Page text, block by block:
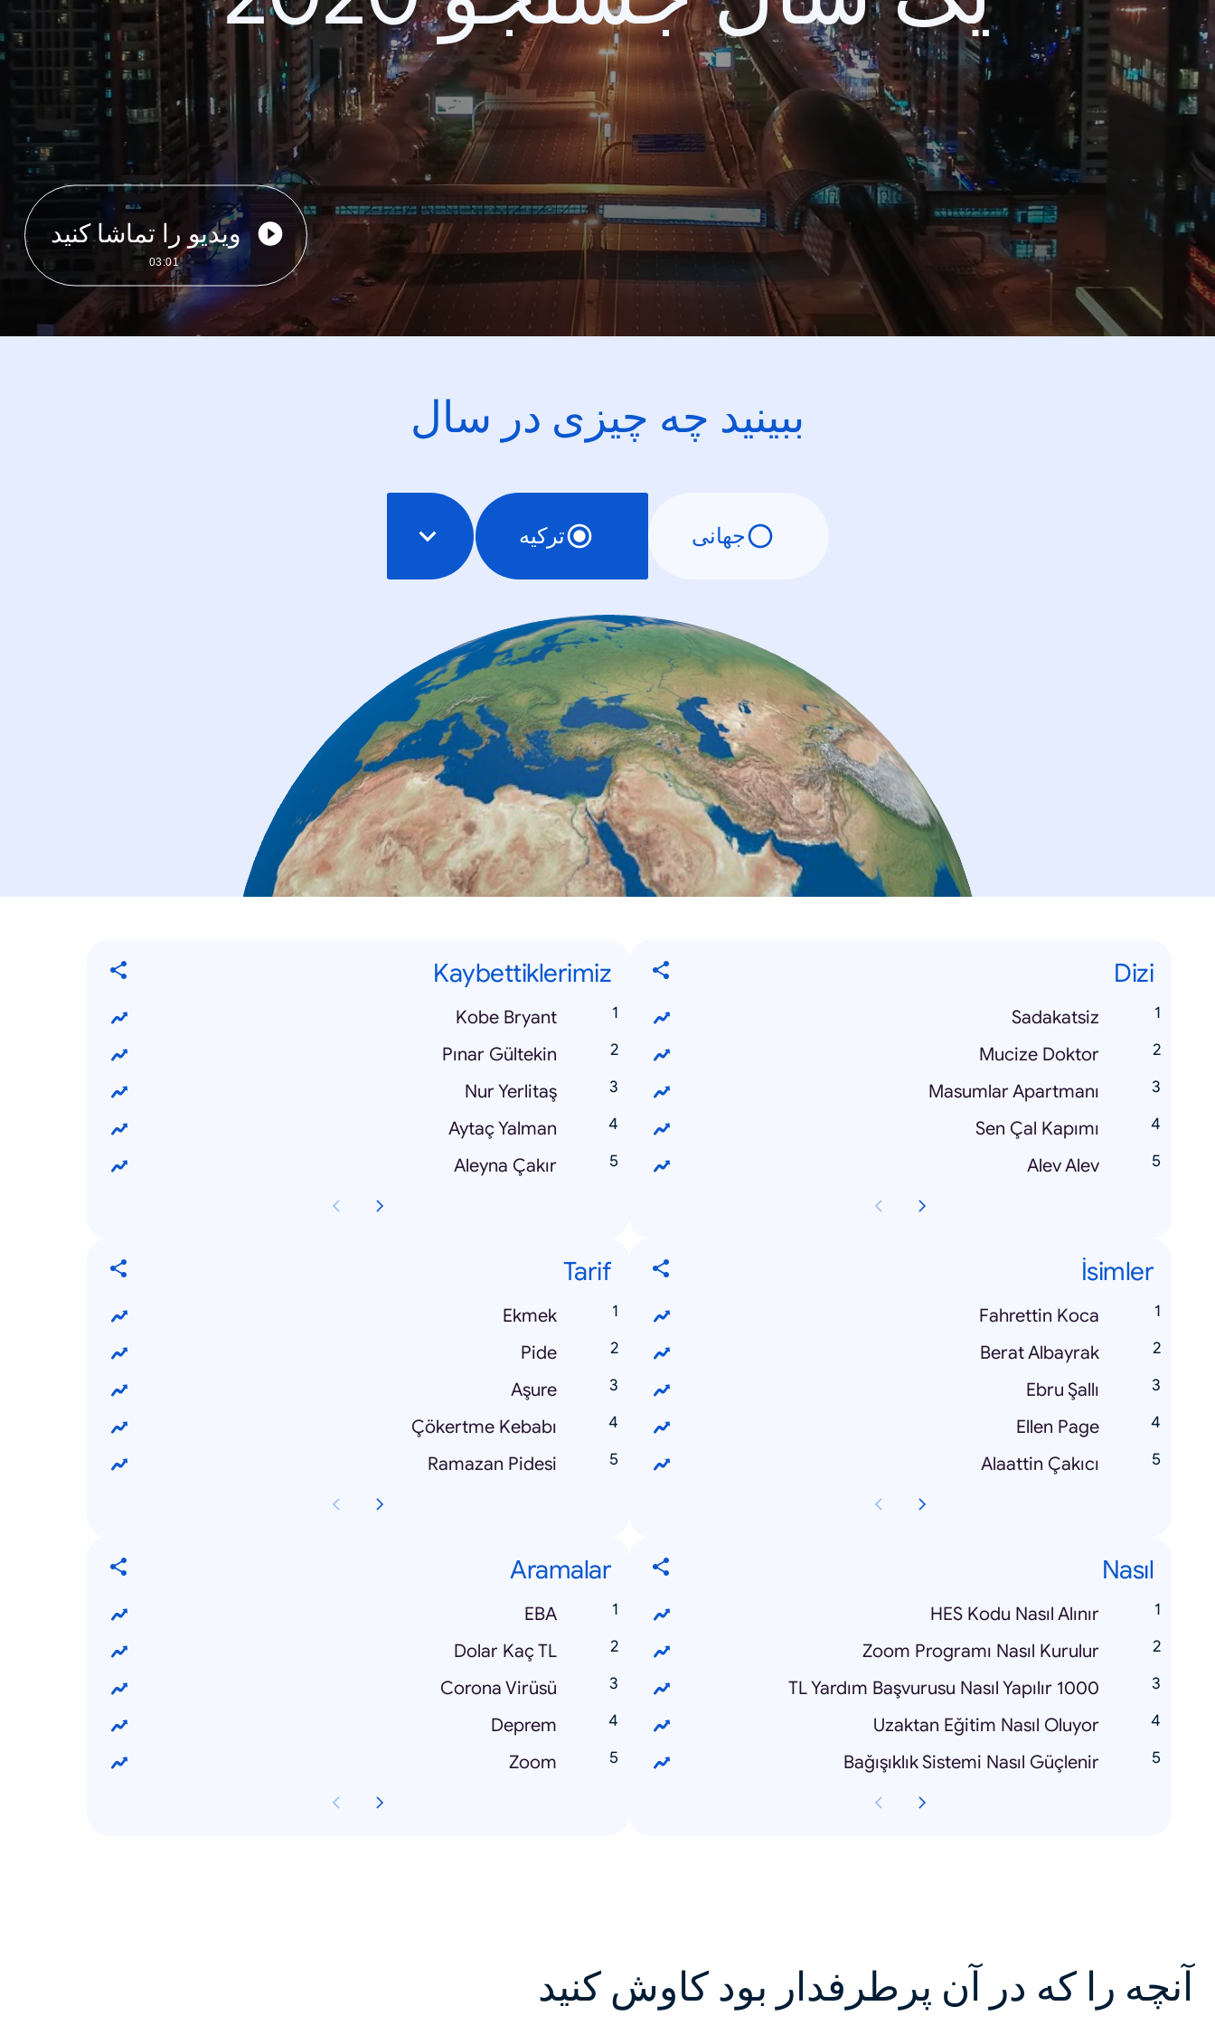
ویدیو را تماشا کنید
03:01
ببینید چه چیزی در سال
جهانی ترکیه
Dizi
Sadakatsiz
Mucize Doktor
Masumlar Apartmanı
Sen Çal Kapımı
Alev Alev
Kaybettiklerimiz
Kobe Bryant
Pınar Gültekin
Nur Yerlitaş
Aytaç Yalman
Aleyna Çakır
İsimler
Fahrettin Koca
Berat Albayrak
Ebru Şallı
Ellen Page
Alaattin Çakıcı
Tarif
Ekmek
Pide
Aşure
Çökertme Kebabı
Ramazan Pidesi
Nasıl
HES Kodu Nasıl Alınır
Zoom Programı Nasıl Kurulur
1000 TL Yardım Başvurusu Nasıl Yapılır
Uzaktan Eğitim Nasıl Oluyor
Bağışıklık Sistemi Nasıl Güçlenir
Aramalar
EBA
Dolar Kaç TL
Corona Virüsü
Deprem
Zoom
آنچه را که در آن پرطرفدار بود کاوش کنید